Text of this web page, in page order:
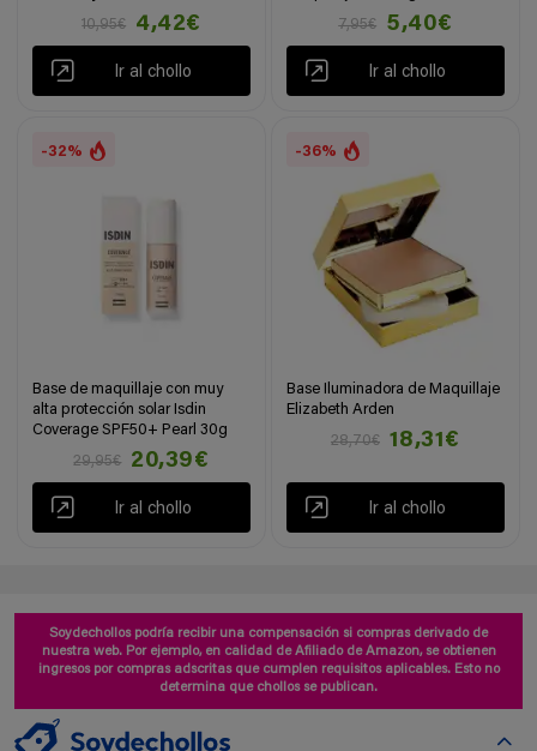
10,95€
4,42€
Ir al chollo
7,95€
5,40€
Ir al chollo
-32%
Base de maquillaje con muy
alta protección solar Isdin
Coverage SPF50+ Pearl 30g
29,95€
20,39€
Ir al chollo
-36%
Base Iluminadora de Maquillaje
Elizabeth Arden
28,70€
18,31€
Ir al chollo
Soydechollos podría recibir una compensación si compras derivado de
nuestra web. Por ejemplo, en calidad de Afiliado de Amazon, se obtienen
ingresos por compras adscritas que cumplen requisitos aplicables. Esto no
determina que chollos se publican.